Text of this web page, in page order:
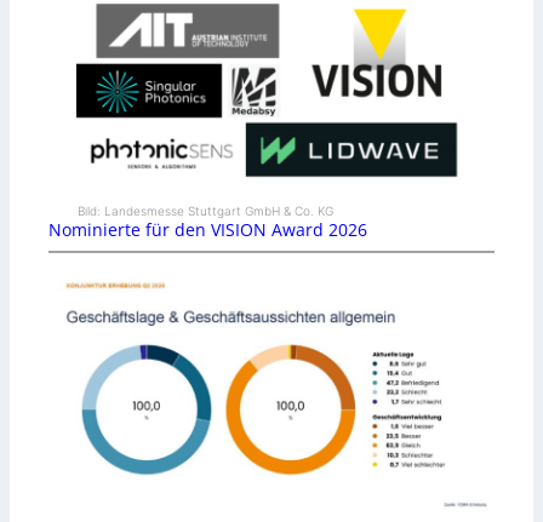
Bild: Landesmesse Stuttgart GmbH & Co. KG
Nominierte für den VISION Award 2026